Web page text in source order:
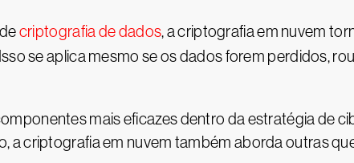
criptografia de dados, a criptografia em nuvem
se aplica mesmo se os dados forem perdidos,
mais eficazes dentro da estratégia de
a criptografia em nuvem também aborda outras